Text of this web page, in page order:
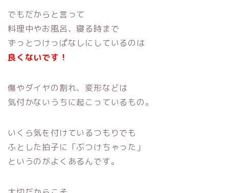
でもだからと言って
料理中やお風呂、寝る時まで
ずっとつけっぱなしにしているのは
良くないです！
傷やダイヤの割れ、変形などは
気付かないうちに起こっているもの。
いくら気を付けているつもりでも
ふとした拍子に「ぶつけちゃった」
というのがよくあるんです。